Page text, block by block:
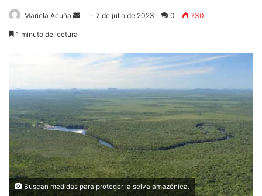
Mariela Acuña
Send7 de julio de 2023 0 730
1 minuto de lectura
Buscan medidas para proteger la selva amazónica.